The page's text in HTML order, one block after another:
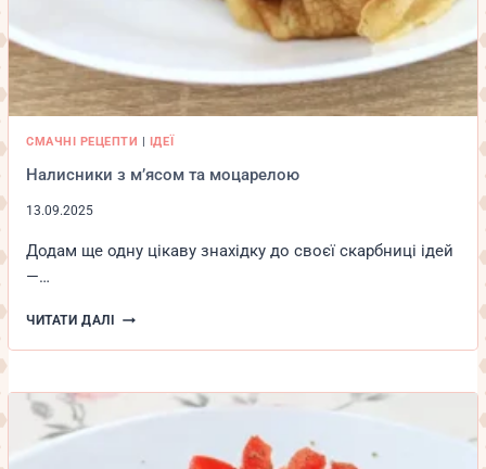
СМАЧНІ РЕЦЕПТИ | ІДЕЇ
Налисники з м’ясом та моцарелою
13.09.2025
Додам ще одну цікаву знахідку до своєї скарбниці ідей
—…
ЧИТАТИ ДАЛІ
НАЛИСНИКИ
МОЦАРЕЛОЮ